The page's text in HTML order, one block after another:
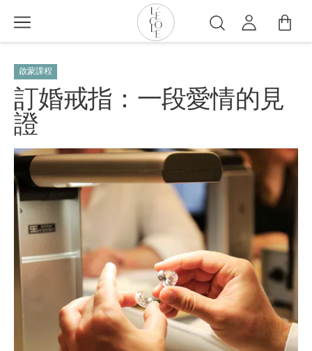
主
Jewelry
搜
尋
啟蒙課程
訂婚戒指：一段愛情的見
證